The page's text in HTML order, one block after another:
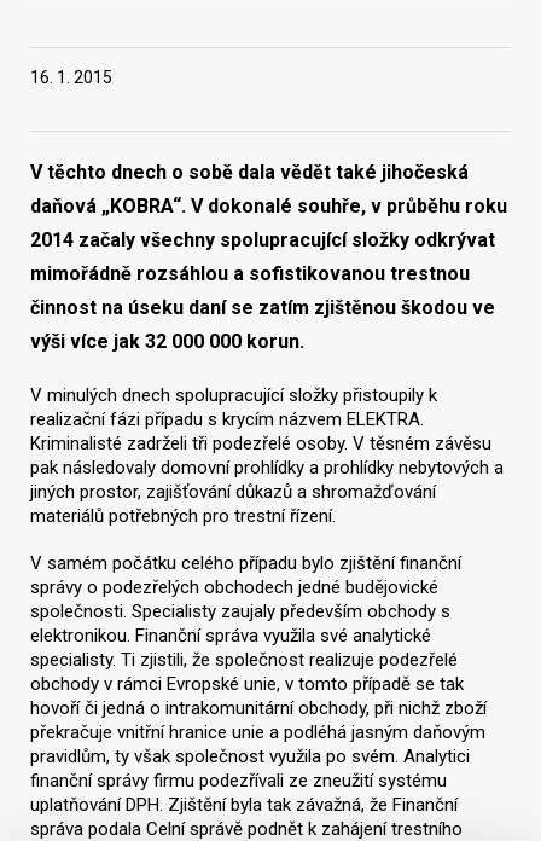
16. 1. 2015
V těchto dnech o sobě dala vědět také jihočeská
daňová „KOBRA“. V dokonalé souhře, v průběhu roku
2014 začaly všechny spolupracující složky odkrývat
mimořádně rozsáhlou a sofistikovanou trestnou
činnost na úseku daní se zatím zjištěnou škodou ve
výši více jak 32 000 000 korun.
V minulých dnech spolupracující složky přistoupily k
realizační fázi případu s krycím názvem ELEKTRA.
Kriminalisté zadrželi tři podezřelé osoby. V těsném závěsu
pak následovaly domovní prohlídky a prohlídky nebytových a
jiných prostor, zajišťování důkazů a shromažďování
materiálů potřebných pro trestní řízení.
V samém počátku celého případu bylo zjištění finanční
správy o podezřelých obchodech jedné budějovické
společnosti. Specialisty zaujaly především obchody s
elektronikou. Finanční správa využila své analytické
specialisty. Ti zjistili, že společnost realizuje podezřelé
obchody v rámci Evropské unie, v tomto případě se tak
hovoří či jedná o intrakomunitární obchody, při nichž zboží
překračuje vnitřní hranice unie a podléhá jasným daňovým
pravidlům, ty však společnost využila po svém. Analytici
finanční správy firmu podezřívali ze zneužití systému
uplatňování DPH. Zjištění byla tak závažná, že Finanční
správa podala Celní správě podnět k zahájení trestního